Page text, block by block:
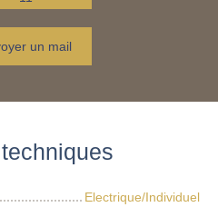
un mail
Electrique/Individuel